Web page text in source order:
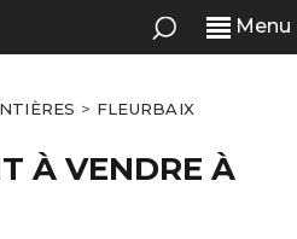
Menu
> FLEURBAIX
À VENDRE À